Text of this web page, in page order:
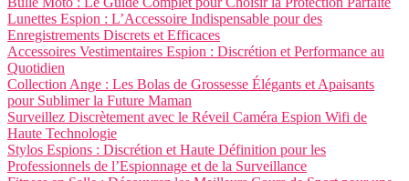
Lunettes Espion : L’Accessoire Indispensable pour des
Enregistrements Discrets et Efficaces
Accessoires Vestimentaires Espion : Discrétion et Performance au
Quotidien
Collection Ange : Les Bolas de Grossesse Élégants et Apaisants
pour Sublimer la Future Maman
Surveillez Discrètement avec le Réveil Caméra Espion Wifi de
Haute Technologie
Stylos Espions : Discrétion et Haute Définition pour les
Professionnels de l’Espionnage et de la Surveillance